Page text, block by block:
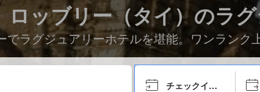
ロッブリー（タイ）のラ
でラグジュアリーホテルを堪能。ワンラン
チェックイン日